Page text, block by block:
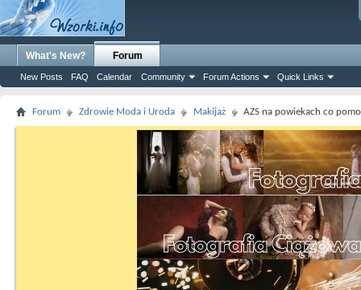
What's New? Forum
New Posts FAQ Calendar Community Forum Actions Quick Links
Forum Zdrowie Moda i Uroda Makijaż AZS na powiekach co